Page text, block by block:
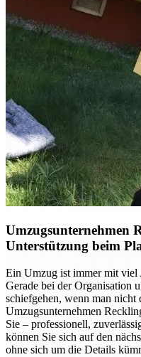
Umzugsunternehmen
Unterstützung beim
Ein Umzug ist immer mit viel
Gerade bei der Organisation
schiefgehen, wenn man
Umzugsunternehmen
Sie – professionell,
können Sie sich auf den
ohne sich um die Details